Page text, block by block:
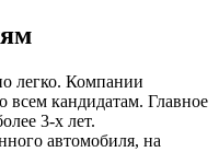
легко. Компании
всем кандидатам. Главное
3-х лет.
автомобиля, на